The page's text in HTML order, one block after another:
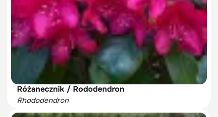
Różanecznik / Rododendron
Rhododendron